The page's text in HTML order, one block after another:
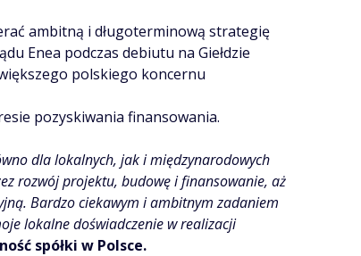
ambitną i długoterminową strategię
Enea podczas debiutu na Giełdzie
polskiego koncernu
pozyskiwania finansowania.
dla lokalnych, jak i międzynarodowych
rozwój projektu, budowę i finansowanie, aż
Bardzo ciekawym i ambitnym zadaniem
lokalne doświadczenie w realizacji
spółki w Polsce.